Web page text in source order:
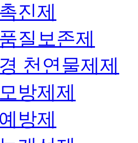
진제
질보존제
천연물제제
방제제
방제